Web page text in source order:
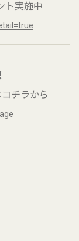
ト実施中
チラから